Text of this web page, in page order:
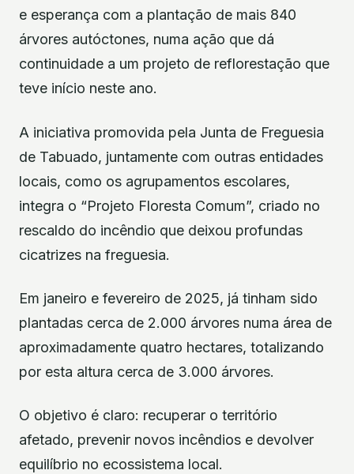
e esperança com a plantação de mais 840
árvores autóctones, numa ação que dá
continuidade a um projeto de reflorestação que
teve início neste ano.
A iniciativa promovida pela Junta de Freguesia
de Tabuado, juntamente com outras entidades
locais, como os agrupamentos escolares,
integra o “Projeto Floresta Comum”, criado no
rescaldo do incêndio que deixou profundas
cicatrizes na freguesia.
Em janeiro e fevereiro de 2025, já tinham sido
plantadas cerca de 2.000 árvores numa área de
aproximadamente quatro hectares, totalizando
por esta altura cerca de 3.000 árvores.
O objetivo é claro: recuperar o território
afetado, prevenir novos incêndios e devolver
equilíbrio no ecossistema local.